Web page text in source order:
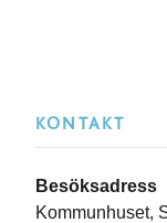
KONTAKT
Besöksadress
Kommunhuset,